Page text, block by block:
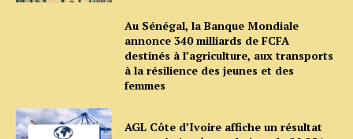
Au Sénégal, la Banque Mondiale
annonce 340 milliards de FCFA
destinés à l’agriculture, aux transports
à la résilience des jeunes et des
femmes
AGL Côte d’Ivoire affiche un résultat